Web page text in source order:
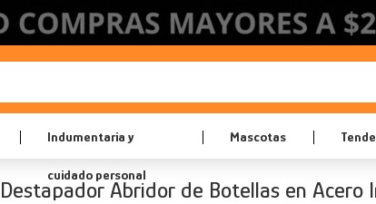
Indumentaria y
cuidado personal
Mascotas
Destapador Abridor de Botellas en Acero